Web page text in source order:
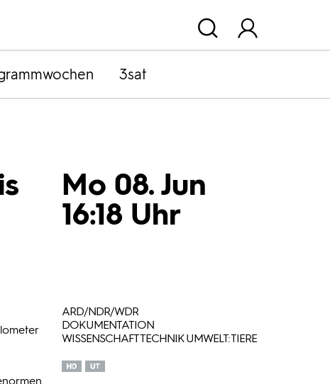
3sat
Mo 08. Jun
16:18 Uhr
ARD/NDR/WDR
DOKUMENTATION
WISSENSCHAFT TECHNIK UMWELT: TIERE